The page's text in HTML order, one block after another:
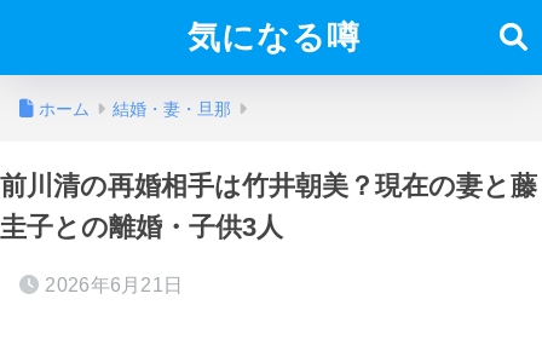
気になる噂
ホーム 結婚・妻・旦那
前川清の再婚相手は竹井朝美？現在の妻と藤
圭子との離婚・子供3人
2026年6月21日